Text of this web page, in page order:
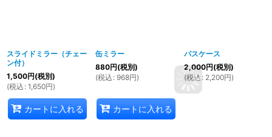
スライドミラー（チェー
ン付）
1,500円(税別)
(税込 : 1,650円)
カートに入れる
缶ミラー
880円(税別)
(税込 : 968円)
カートに入れる
パスケース
2,000円(税別)
(税込 : 2,200円)